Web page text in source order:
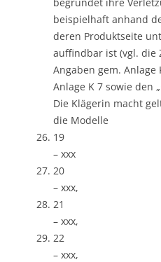
beispielhaft anhand
deren Produktseite
auffindbar ist (vgl. die
Angaben gem. Anlage
Anlage K 7 sowie den
Die Klägerin macht
die Modelle
19
– xxx
20
– xxx,
21
– xxx,
22
– xxx,